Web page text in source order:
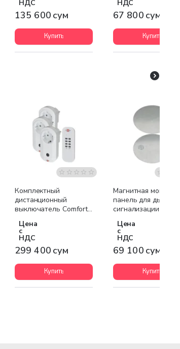
НДС
135 600 сум
Купить
НДС
67 800 сум
Купить
Комплектный
дистанционный
выключатель Comfort-
Brennenstuhl 1507040
Цена
с
НДС
299 400 сум
Купить
Магнитная
панель для
сигнализации
Цена
с
НДС
69 100 сум
Купить